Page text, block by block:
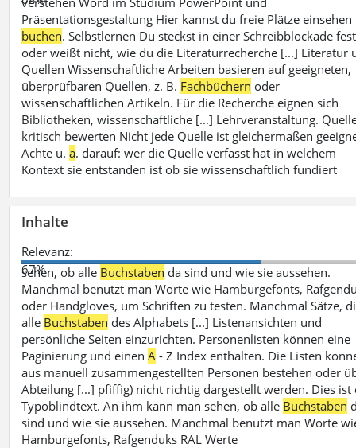
Präsentationsgestaltung Hier kannst du freie Plätze
buchen. Selbstlernen Du steckst in einer Schreibblockade fest
oder weißt nicht, wie du die Literaturrecherche [...] Literatur
Quellen Wissenschaftliche Arbeiten basieren auf geeigneten,
überprüfbaren Quellen, z. B. Fachbüchern oder
wissenschaftlichen Artikeln. Für die Recherche eignen sich
Bibliotheken, wissenschaftliche [...] Lehrveranstaltung.
kritisch bewerten Nicht jede Quelle ist gleichermaßen
Achte u.a. darauf: wer die Quelle verfasst hat in welchem
Kontext sie entstanden ist ob sie wissenschaftlich fundiert
Inhalte
Relevanz:
67%
sehen, ob alle Buchstaben da sind und wie sie aussehen.
Manchmal benutzt man Worte wie Hamburgefonts,
oder Handgloves, um Schriften zu testen. Manchmal Sätze,
alle Buchstaben des Alphabets [...] Listenansichten und
persönliche Seiten einzurichten. Personenlisten können eine
Paginierung und einenA - Z Index enthalten. Die Listen
aus manuell zusammengestellten Personen bestehen oder
Abteilung [...] pfiffig) nicht richtig dargestellt werden. Dies ist
Typoblindtext. An ihm kann man sehen, ob alle Buchstaben
sind und wie sie aussehen. Manchmal benutzt man Worte
Hamburgefonts, Rafgenduks RAL Werte